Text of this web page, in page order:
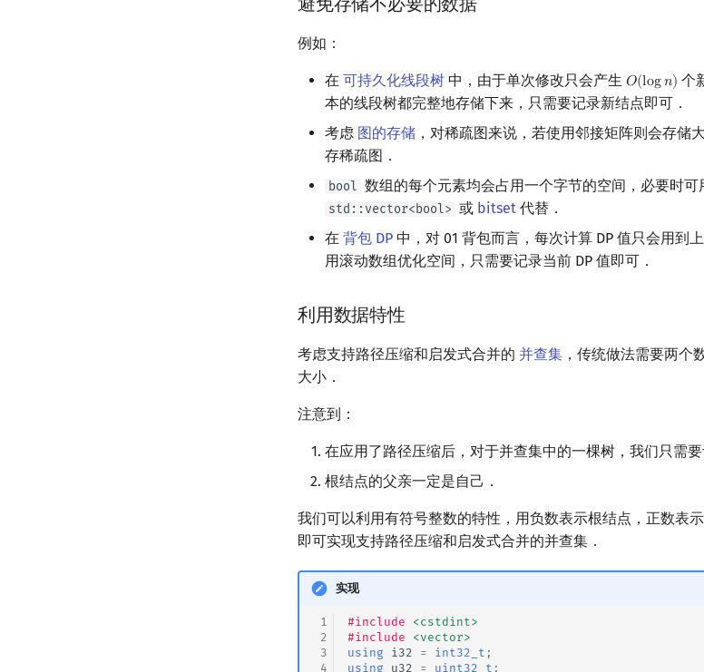
例如：
在 可持久化线段树 中，由于单次修改只会产生 𝑂(log𝑛)
O(logn) 个
本的线段树都完整地存储下来，只需要记录新结点即可．
考虑 图的存储 ，对稀疏图来说，若使用邻接矩阵则会存储
存稀疏图．
bool 数组的每个元素均会占用一个字节的空间，必要时
std::vector<bool> 或 bitset 代替．
在 背包 DP 中，对 01 背包而言，每次计算 DP 值只会用到
用滚动数组优化空间，只需要记录当前 DP 值即可．
利用数据特性
考虑支持路径压缩和启发式合并的 并查集 ，传统做法需要两个
大小．
注意到：
在应用了路径压缩后，对于并查集中的一棵树，我们只需
根结点的父亲一定是自己．
我们可以利用有符号整数的特性，用负数表示根结点，正数表
即可实现支持路径压缩和启发式合并的并查集．
实现
1
2
3
4
#include
<cstdint>
#include
<vector>
using
i32 = int32_t ;
using
u32 = uint32_t ;